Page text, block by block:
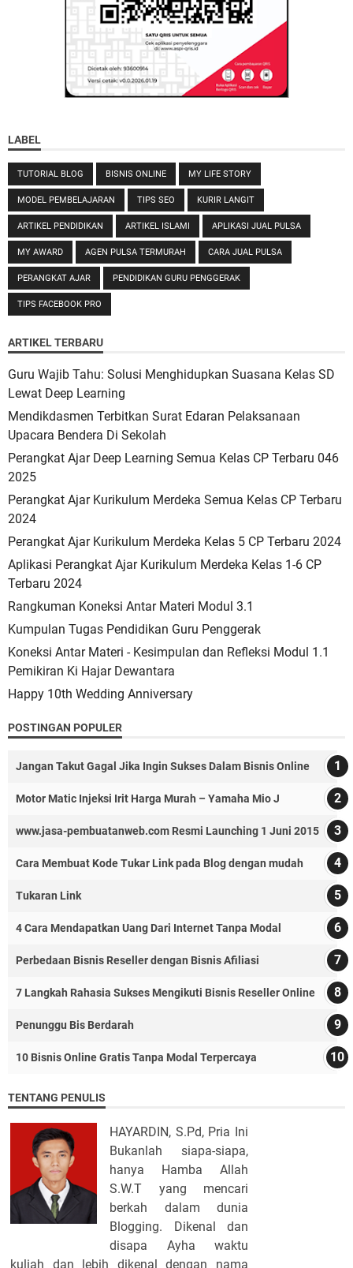
LABEL
TUTORIAL BLOG BISNIS ONLINE MY LIFE STORY
MODEL PEMBELAJARAN TIPS SEO KURIR LANGIT
ARTIKEL PENDIDIKAN ARTIKEL ISLAMI APLIKASI JUAL PULSA
MY AWARD AGEN PULSA TERMURAH CARA JUAL PULSA
PERANGKAT AJAR PENDIDIKAN GURU PENGGERAK
TIPS FACEBOOK PRO
ARTIKEL TERBARU
Guru Wajib Tahu: Solusi Menghidupkan Suasana Kelas SD
Lewat Deep Learning
Mendikdasmen Terbitkan Surat Edaran Pelaksanaan
Upacara Bendera Di Sekolah
Perangkat Ajar Deep Learning Semua Kelas CP Terbaru 046
2025
Perangkat Ajar Kurikulum Merdeka Semua Kelas CP Terbaru
2024
Perangkat Ajar Kurikulum Merdeka Kelas 5 CP Terbaru 2024
Aplikasi Perangkat Ajar Kurikulum Merdeka Kelas 1-6 CP
Terbaru 2024
Rangkuman Koneksi Antar Materi Modul 3.1
Kumpulan Tugas Pendidikan Guru Penggerak
Koneksi Antar Materi - Kesimpulan dan Refleksi Modul 1.1
Pemikiran Ki Hajar Dewantara
Happy 10th Wedding Anniversary
POSTINGAN POPULER
Jangan Takut Gagal Jika Ingin Sukses Dalam Bisnis Online
Motor Matic Injeksi Irit Harga Murah – Yamaha Mio J
www.jasa-pembuatanweb.com Resmi Launching 1 Juni 2015
Cara Membuat Kode Tukar Link pada Blog dengan mudah
Tukaran Link
4 Cara Mendapatkan Uang Dari Internet Tanpa Modal
Perbedaan Bisnis Reseller dengan Bisnis Afiliasi
7 Langkah Rahasia Sukses Mengikuti Bisnis Reseller Online
Penunggu Bis Berdarah
10 Bisnis Online Gratis Tanpa Modal Terpercaya
TENTANG PENULIS
HAYARDIN, S.Pd, Pria Ini
Bukanlah siapa-siapa,
hanya Hamba Allah
S.W.T yang mencari
berkah dalam dunia
Blogging. Dikenal dan
disapa Ayha waktu
kuliah dan lebih dikenal dengan nama